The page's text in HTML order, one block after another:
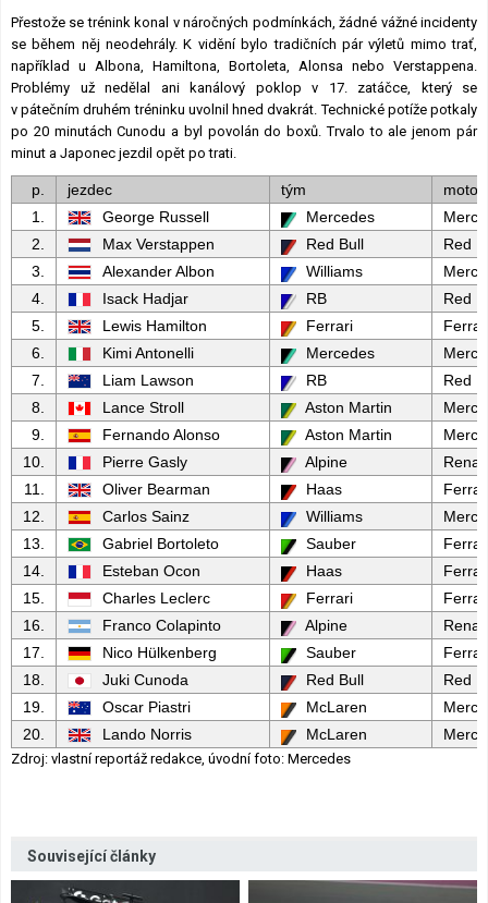
Přestože se trénink konal v náročných podmínkách, žádné vážné incidenty
se během něj neodehrály. K vidění bylo tradičních pár výletů mimo trať,
například u Albona, Hamiltona, Bortoleta, Alonsa nebo Verstappena.
Problémy už nedělal ani kanálový poklop v 17. zatáčce, který se
v pátečním druhém tréninku uvolnil hned dvakrát. Technické potíže potkaly
po 20 minutách Cunodu a byl povolán do boxů. Trvalo to ale jenom pár
minut a Japonec jezdil opět po trati.
p. jezdec tým
motor
1.
George Russell Mercedes
2.
Max Verstappen Red Bull
Red
3.
Alexander Albon Williams
4.
Isack Hadjar RB
Red
5.
Lewis Hamilton Ferrari
6.
Kimi Antonelli Mercedes
7.
Liam Lawson RB
Red
8.
Lance Stroll Aston Martin
9.
Fernando Alonso Aston Martin
10.
Pierre Gasly Alpine
11.
Oliver Bearman Haas
12.
Carlos Sainz Williams
13.
Gabriel Bortoleto Sauber
14.
Esteban Ocon Haas
15.
Charles Leclerc Ferrari
16.
Franco Colapinto Alpine
17.
Nico Hülkenberg Sauber
18.
Juki Cunoda Red Bull
Red
19.
Oscar Piastri McLaren
20.
Lando Norris McLaren
Zdroj: vlastní reportáž redakce, úvodní foto: Mercedes
Související články